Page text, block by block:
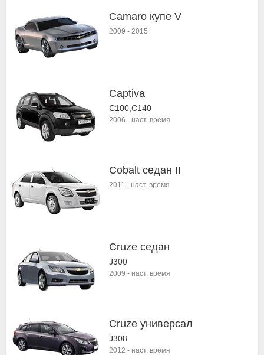
Camaro купе V
2009 - 2015
Captiva
C100,C140
2006 - наст. время
Cobalt седан II
2011 - наст. время
Cruze седан
J300
2009 - наст. время
Cruze универсал
J308
2012 - наст. время